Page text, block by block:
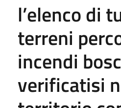
l’elenco di
terreni
incendi
verificatisi